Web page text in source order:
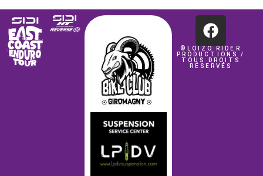
©LOIZO RIDER
PRODUCTIONS /
TOUS DROITS
RÉSERVÉS